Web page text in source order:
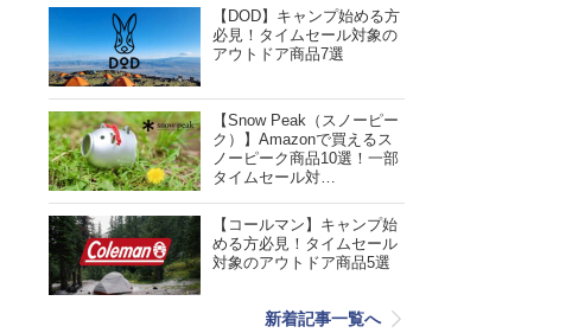
【DOD】キャンプ始める方
必見！タイムセール対象の
アウトドア商品7選
【Snow Peak（スノーピー
ク）】Amazonで買えるス
ノーピーク商品10選！一部
タイムセール対…
【コールマン】キャンプ始
める方必見！タイムセール
対象のアウトドア商品5選
新着記事一覧へ